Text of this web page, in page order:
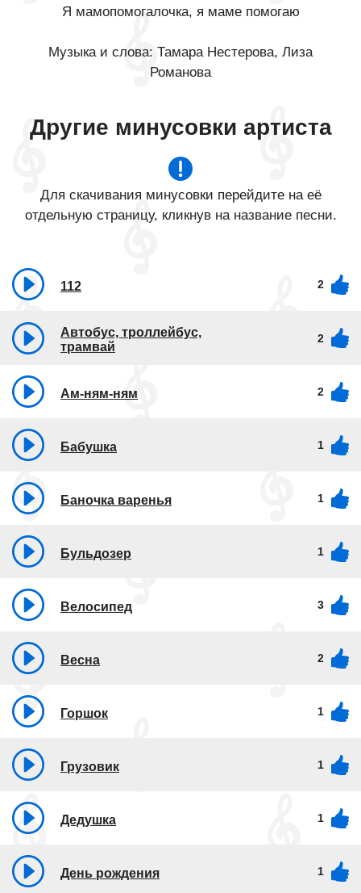
Я мамопомогалочка, я маме помогаю
Музыка и слова: Тамара Нестерова, Лиза
Романова
Другие минусовки артиста
Для скачивания минусовки перейдите на её
отдельную страницу, кликнув на название песни.
112 2
Автобус, троллейбус,
трамвай
2
Ам-ням-ням 2
Бабушка 1
Баночка варенья 1
Бульдозер 1
Велосипед 3
Весна 2
Горшок 1
Грузовик 1
Дедушка 1
День рождения 1